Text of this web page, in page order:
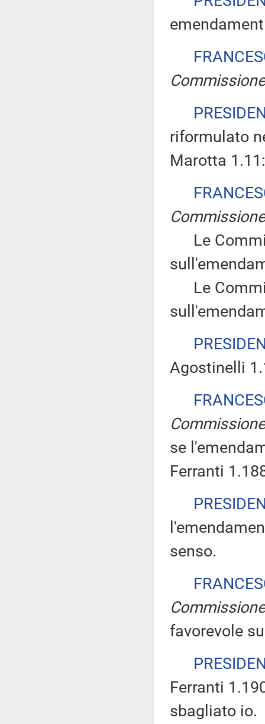
Commissione
riformulato
Marotta
Commissione
Le
Le
Agostinelli
Commissione
se
Ferranti
senso.
Commissione
favorevole
Ferranti
sbagliato io.